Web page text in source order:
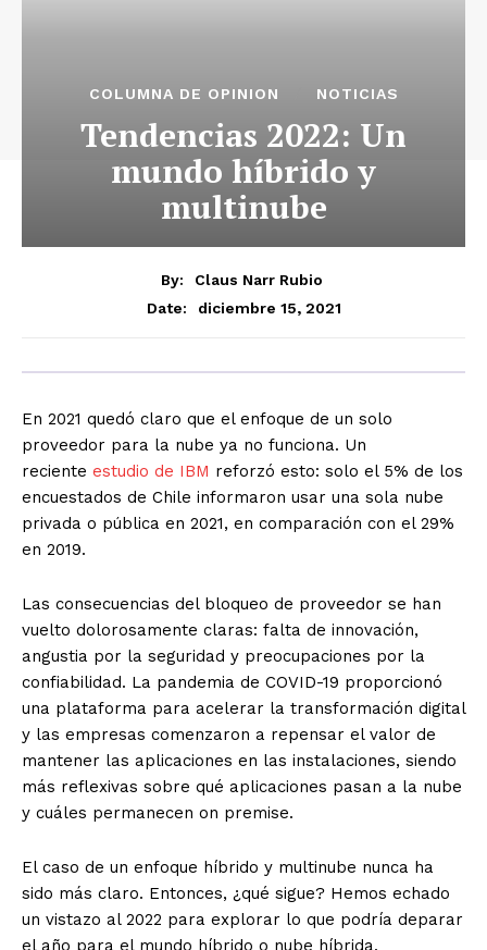
COLUMNA DE OPINION NOTICIAS
Tendencias 2022: Un
mundo híbrido y
multinube
By:
Claus Narr Rubio
Date:
diciembre 15, 2021
En 2021 quedó claro que el enfoque de un solo
proveedor para la nube ya no funciona. Un
reciente estudio de IBM reforzó esto: solo el 5% de los
encuestados de Chile informaron usar una sola nube
privada o pública en 2021, en comparación con el 29%
en 2019.
Las consecuencias del bloqueo de proveedor se han
vuelto dolorosamente claras: falta de innovación,
angustia por la seguridad y preocupaciones por la
confiabilidad. La pandemia de COVID-19 proporcionó
una plataforma para acelerar la transformación digital
y las empresas comenzaron a repensar el valor de
mantener las aplicaciones en las instalaciones, siendo
más reflexivas sobre qué aplicaciones pasan a la nube
y cuáles permanecen on premise.
El caso de un enfoque híbrido y multinube nunca ha
sido más claro. Entonces, ¿qué sigue? Hemos echado
un vistazo al 2022 para explorar lo que podría deparar
el año para el mundo híbrido o nube híbrida.